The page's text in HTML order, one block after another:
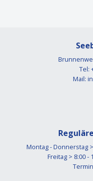
Tel:
Mail:
Montag - Donnerstag
Freitag > 8:00 -